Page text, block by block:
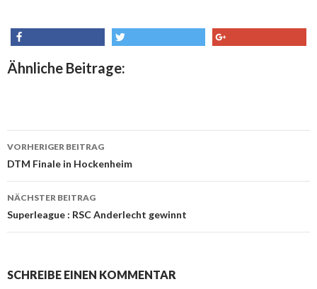
share
Ähnliche Beitrage:
Beitrags-
Navigation
VORHERIGER BEITRAG
DTM Finale in Hockenheim
NÄCHSTER BEITRAG
Superleague : RSC Anderlecht gewinnt
SCHREIBE EINEN KOMMENTAR